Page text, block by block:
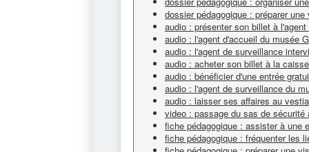
dossier pédagogique : préparer
audio : présenter son billet à
audio : l'agent d'accueil du musée
audio : l'agent de surveillance
audio : acheter son billet à la
audio : bénéficier d'une entrée
audio : l'agent de surveillance du
audio : laisser ses affaires au
video : passage du sas de sécurité
fiche pédagogique : assister à une
fiche pédagogique : fréquenter les